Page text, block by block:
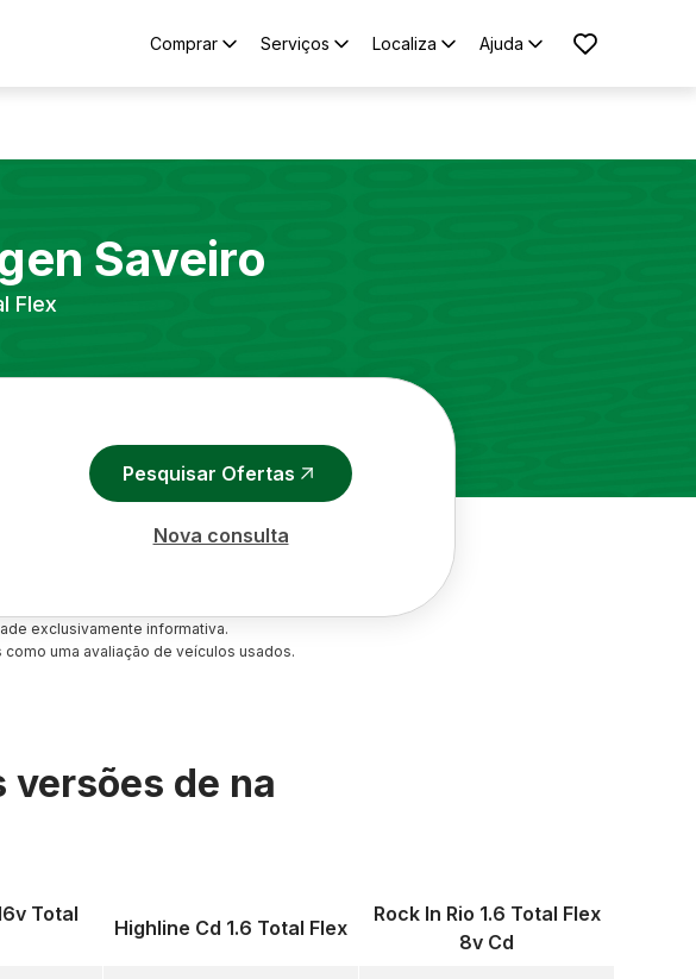
Comprar Serviços Localiza Ajuda
Saveiro
Flex
Pesquisar Ofertas
Nova consulta
exclusivamente informativa.
uma avaliação de veículos usados.
versões de na
Total
Highline Cd 1.6 Total Flex
Rock In Rio 1.6 Total Flex
8v Cd